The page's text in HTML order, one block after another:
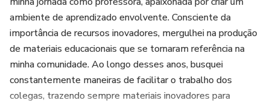
ambiente de aprendizado envolvente. Consciente da
importância de recursos inovadores, mergulhei na produção
de materiais educacionais que se tornaram referência na
minha comunidade. Ao longo desses anos, busquei
constantemente maneiras de facilitar o trabalho dos
colegas, trazendo sempre materiais inovadores para